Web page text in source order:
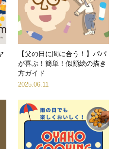
【父の日に間に合う！】パパ
が喜ぶ！簡単！似顔絵の描き
方ガイド
2025.06.11